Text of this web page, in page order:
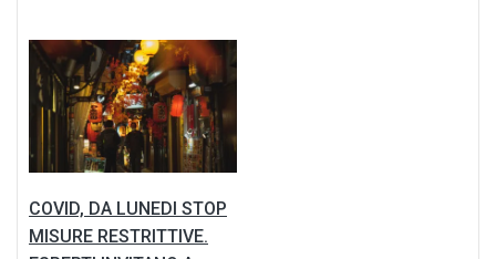
COVID, DA LUNEDI STOP
MISURE RESTRITTIVE.